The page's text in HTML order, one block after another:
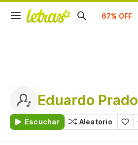
Suscríbete
Eduardo Prado
Escuchar Aleatorio